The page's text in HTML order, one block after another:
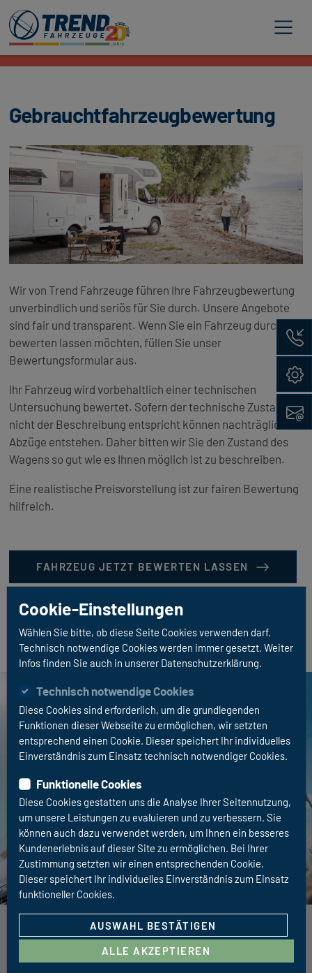
Gebrauchtfahrzeugbewertung
Wir von Trend Fahrzeuge führen Ihre Fahrzeugbewertung
unverbindlich und seriös für Sie durch. Unsere Angebote
sind fair und transparent. Wenn Sie ein Fahrzeug durch uns
bewerten lassen möchten, füllen Sie unser
Bewertungsformular aus.
Ihr Fahrzeug wird vorbehaltlich einer technischen
Untersuchung bewertet. Sofern der technische Zustand
nicht der Beschreibung entspricht können nachträglich
Abzüge entstehen. Daher bitten wir Sie den Zustand des
Wagens so gut wie es Ihnen möglich ist zu beschreiben.
Eine realistische Preisvorstellung ist zur fairen Bewertung
hilfreich.
FAHRZEUG JETZT BEWERTEN LASSEN
Kommissionsverkauf
Cookie-Einstellungen
Wählen Sie bitte, ob diese Seite Cookies verwenden darf.
Technisch notwendige Cookies werden immer gesetzt. Weiter
Infos finden Sie auch in unserer Datenschutzerklärung.
Technisch notwendige Cookies
Diese Cookies sind erforderlich, um die grundlegenden
Funktionen dieser Webseite zu ermöglichen, wir setzten
entsprechend einen Cookie. Dieser speichert Ihr individuelles
Einverständnis zum Einsatz technisch notwendiger Cookies.
Funktionelle Cookies
Diese Cookies gestatten uns die Analyse Ihrer Seitennutzung,
um unsere Leistungen zu evaluieren und zu verbessern. Sie
können auch dazu verwendet werden, um Ihnen ein besseres
Kundenerlebnis auf dieser Site zu ermöglichen. Bei Ihrer
Zustimmung setzten wir einen entsprechenden Cookie.
Dieser speichert Ihr individuelles Einverständnis zum Einsatz
funktioneller Cookies.
AUSWAHL BESTÄTIGEN
ALLE AKZEPTIEREN